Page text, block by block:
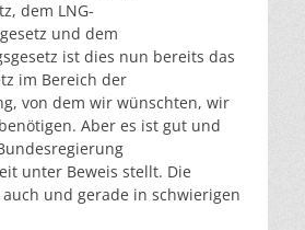
dem LNG-
und dem
ist dies nun bereits das
im Bereich der
von dem wir wünschten, wir
Aber es ist gut und
unter Beweis stellt. Die
und gerade in schwierigen